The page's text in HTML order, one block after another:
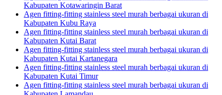
Kabupaten Kotawaringin Barat
Agen fitting-fitting stainless steel murah berbagai ukuran di
Kabupaten Kubu Raya
Agen fitting-fitting stainless steel murah berbagai ukuran di
Kabupaten Kutai Barat
Agen fitting-fitting stainless steel murah berbagai ukuran di
Kabupaten Kutai Kartanegara
Agen fitting-fitting stainless steel murah berbagai ukuran di
Kabupaten Kutai Timur
Agen fitting-fitting stainless steel murah berbagai ukuran di